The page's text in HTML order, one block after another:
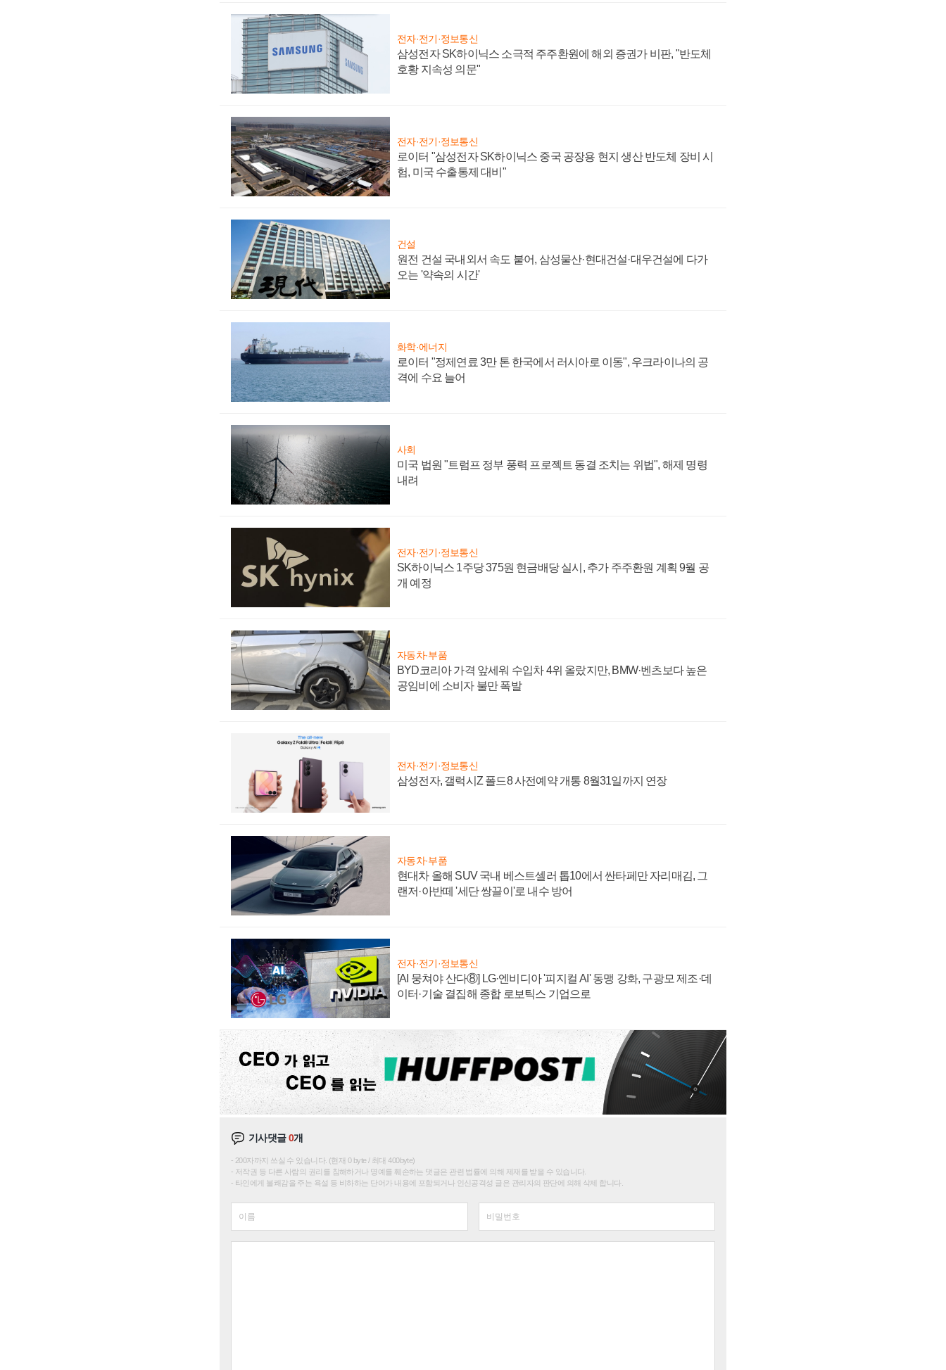
전자·전기·정보통신
삼성전자 SK하이닉스 소극적 주주환원에 해외 증권가 비판, "반도체
호황 지속성 의문"
전자·전기·정보통신
로이터 "삼성전자 SK하이닉스 중국 공장용 현지 생산 반도체 장비 시
험, 미국 수출통제 대비"
건설
원전 건설 국내외서 속도 붙어, 삼성물산·현대건설·대우건설에 다가
오는 '약속의 시간'
화학·에너지
로이터 "정제연료 3만 톤 한국에서 러시아로 이동", 우크라이나의 공
격에 수요 늘어
사회
미국 법원 "트럼프 정부 풍력 프로젝트 동결 조치는 위법", 해제 명령
내려
전자·전기·정보통신
SK하이닉스 1주당 375원 현금배당 실시, 추가 주주환원 계획 9월 공
개 예정
자동차·부품
BYD코리아 가격 앞세워 수입차 4위 올랐지만, BMW·벤츠보다 높은
공임비에 소비자 불만 폭발
전자·전기·정보통신
삼성전자, 갤럭시Z 폴드8 사전예약 개통 8월31일까지 연장
자동차·부품
현대차 올해 SUV 국내 베스트셀러 톱10에서 싼타페만 자리매김, 그
랜저·아반떼 '세단 쌍끌이'로 내수 방어
전자·전기·정보통신
[AI 뭉쳐야 산다⑧] LG·엔비디아 '피지컬 AI' 동맹 강화, 구광모 제조·데
이터·기술 결집해 종합 로보틱스 기업으로
기사댓글0개
200자까지 쓰실 수 있습니다. (현재 0 byte / 최대 400byte)
저작권 등 다른 사람의 권리를 침해하거나 명예를 훼손하는 댓글은 관련 법률에 의해 제재를 받을 수 있습니다.
타인에게 불쾌감을 주는 욕설 등 비하하는 단어가 내용에 포함되거나 인신공격성 글은 관리자의 판단에 의해 삭제 합니다.